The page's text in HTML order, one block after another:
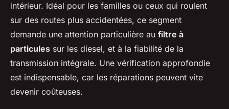
intérieur. Idéal pour les familles ou ceux qui roulent
sur des routes plus accidentées, ce segment
demande une attention particulière au filtre à
particules sur les diesel, et à la fiabilité de la
transmission intégrale. Une vérification approfondie
est indispensable, car les réparations peuvent vite
devenir coûteuses.